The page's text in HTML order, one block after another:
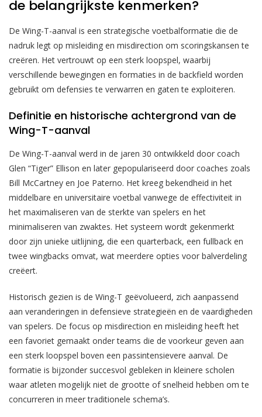
de belangrijkste kenmerken?
De Wing-T-aanval is een strategische voetbalformatie die de
nadruk legt op misleiding en misdirection om scoringskansen te
creëren. Het vertrouwt op een sterk loopspel, waarbij
verschillende bewegingen en formaties in de backfield worden
gebruikt om defensies te verwarren en gaten te exploiteren.
Definitie en historische achtergrond van de
Wing-T-aanval
De Wing-T-aanval werd in de jaren 30 ontwikkeld door coach
Glen “Tiger” Ellison en later gepopulariseerd door coaches zoals
Bill McCartney en Joe Paterno. Het kreeg bekendheid in het
middelbare en universitaire voetbal vanwege de effectiviteit in
het maximaliseren van de sterkte van spelers en het
minimaliseren van zwaktes. Het systeem wordt gekenmerkt
door zijn unieke uitlijning, die een quarterback, een fullback en
twee wingbacks omvat, wat meerdere opties voor balverdeling
creëert.
Historisch gezien is de Wing-T geëvolueerd, zich aanpassend
aan veranderingen in defensieve strategieën en de vaardigheden
van spelers. De focus op misdirection en misleiding heeft het
een favoriet gemaakt onder teams die de voorkeur geven aan
een sterk loopspel boven een passintensievere aanval. De
formatie is bijzonder succesvol gebleken in kleinere scholen
waar atleten mogelijk niet de grootte of snelheid hebben om te
concurreren in meer traditionele schema’s.